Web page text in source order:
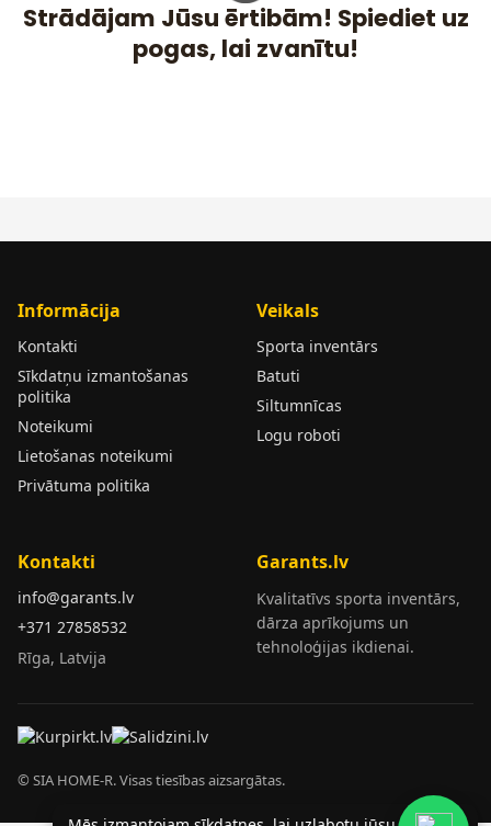
Strādājam Jūsu ērtibām! Spiediet uz
pogas, lai zvanītu!
Informācija
Kontakti
Sīkdatņu izmantošanas
politika
Noteikumi
Lietošanas noteikumi
Privātuma politika
Veikals
Sporta inventārs
Batuti
Siltumnīcas
Logu roboti
Kontakti
info@garants.lv
+371 27858532
Rīga, Latvija
Garants.lv
Kvalitatīvs sporta inventārs,
dārza aprīkojums un
tehnoloģijas ikdienai.
© SIA HOME-R. Visas tiesības aizsargātas.